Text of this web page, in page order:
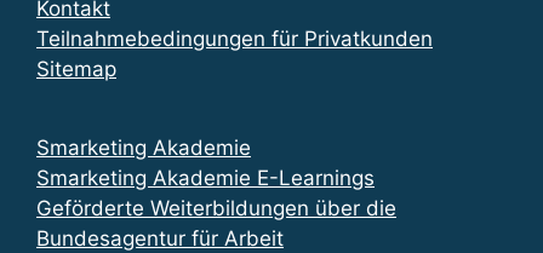
Kontakt
Teilnahmebedingungen für Privatkunden
Sitemap
Smarketing Akademie
Smarketing Akademie E-Learnings
Geförderte Weiterbildungen über die
Bundesagentur für Arbeit